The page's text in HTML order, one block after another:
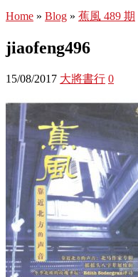
Home » Blog » 蕉風 489 期
jiaofeng496
15/08/2017 大將書行 0